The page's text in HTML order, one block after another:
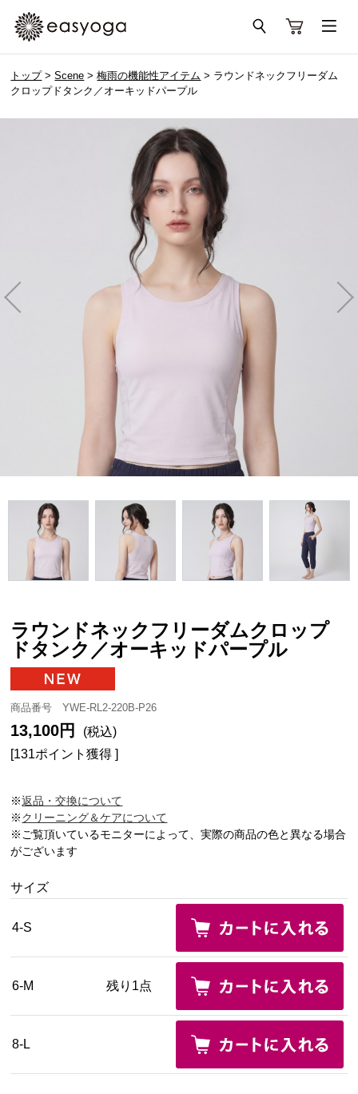
トップ>Scene >梅雨の機能性アイテム > ラウンドネックフリーダム
クロップドタンク／オーキッドパープル
ラウンドネックフリーダムクロップ
ドタンク／オーキッドパープル
商品番号 YWE-RL2-220B-P26
13,100円
(税込)
[131ポイント獲得 ]
※返品・交換について
※クリーニング＆ケアについて
※ご覧頂いているモニターによって、実際の商品の色と異なる場合
がございます
サイズ
4-S
6-M 残り1点
8-L